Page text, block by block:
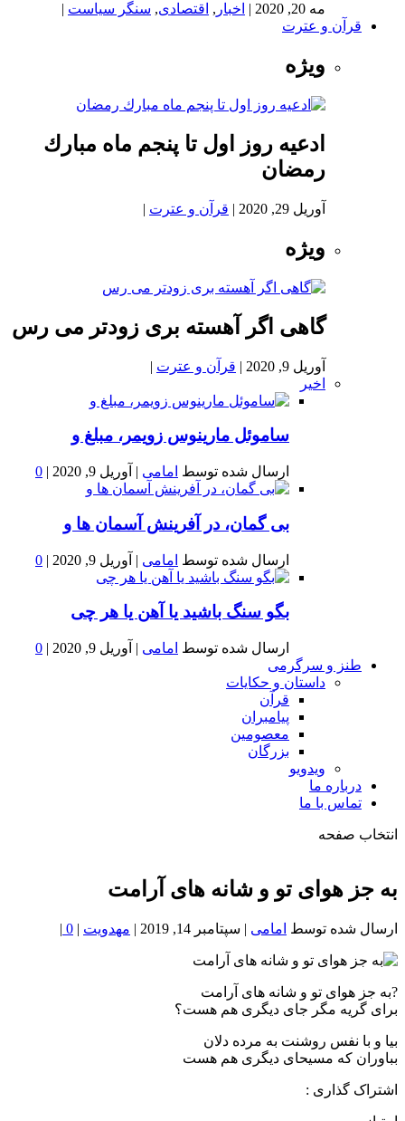
مه 20, 2020 | اخبار , اقتصادی, سنگر سیاست |
قرآن و عترت
ویژه
ادعيه روز اول تا پنجم ماه مبارك
رمضان
آوریل 29, 2020 | قرآن و عترت |
ویژه
گاهی اگر آهسته بری زودتر می رس
آوریل 9, 2020 | قرآن و عترت |
اخیر
ساموئل مارینوس زویمر، مبلغ و
ارسال شده توسط امامی | آوریل 9, 2020 |
0
بى گمان، در آفرينش آسمان ها و
ارسال شده توسط امامی | آوریل 9, 2020 |
0
بگو سنگ باشید یا آهن یا هر چی
ارسال شده توسط امامی | آوریل 9, 2020 |
0
طنز و سرگرمی
داستان و حکایات
قرآن
پیامبران
معصومین
بزرگان
ویدویو
درباره ما
تماس با ما
انتخاب صفحه
شمال
به جز هوای تو و شانه های آرامت
ارسال شده توسط امامی | سپتامبر 14, 2019 | مهدویت |
0
|
?به جز هوای تو و شانه های آرامت
برای گریه مگر جای دیگری هم هست؟
بیا و با نفس روشنت به مرده دلان
بباوران که مسیحای دیگری هم هست
اشتراک گذاری :